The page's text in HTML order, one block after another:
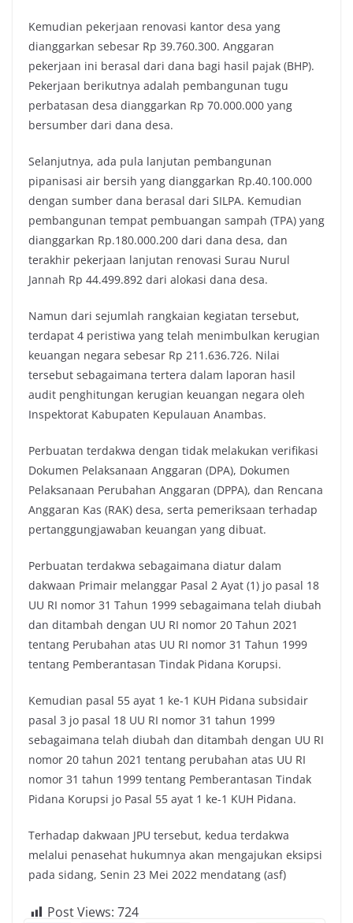
Kemudian pekerjaan renovasi kantor desa yang
dianggarkan sebesar Rp 39.760.300. Anggaran
pekerjaan ini berasal dari dana bagi hasil pajak (BHP).
Pekerjaan berikutnya adalah pembangunan tugu
perbatasan desa dianggarkan Rp 70.000.000 yang
bersumber dari dana desa.
Selanjutnya, ada pula lanjutan pembangunan
pipanisasi air bersih yang dianggarkan Rp.40.100.000
dengan sumber dana berasal dari SILPA. Kemudian
pembangunan tempat pembuangan sampah (TPA) yang
dianggarkan Rp.180.000.200 dari dana desa, dan
terakhir pekerjaan lanjutan renovasi Surau Nurul
Jannah Rp 44.499.892 dari alokasi dana desa.
Namun dari sejumlah rangkaian kegiatan tersebut,
terdapat 4 peristiwa yang telah menimbulkan kerugian
keuangan negara sebesar Rp 211.636.726. Nilai
tersebut sebagaimana tertera dalam laporan hasil
audit penghitungan kerugian keuangan negara oleh
Inspektorat Kabupaten Kepulauan Anambas.
Perbuatan terdakwa dengan tidak melakukan verifikasi
Dokumen Pelaksanaan Anggaran (DPA), Dokumen
Pelaksanaan Perubahan Anggaran (DPPA), dan Rencana
Anggaran Kas (RAK) desa, serta pemeriksaan terhadap
pertanggungjawaban keuangan yang dibuat.
Perbuatan terdakwa sebagaimana diatur dalam
dakwaan Primair melanggar Pasal 2 Ayat (1) jo pasal 18
UU RI nomor 31 Tahun 1999 sebagaimana telah diubah
dan ditambah dengan UU RI nomor 20 Tahun 2021
tentang Perubahan atas UU RI nomor 31 Tahun 1999
tentang Pemberantasan Tindak Pidana Korupsi.
Kemudian pasal 55 ayat 1 ke-1 KUH Pidana subsidair
pasal 3 jo pasal 18 UU RI nomor 31 tahun 1999
sebagaimana telah diubah dan ditambah dengan UU RI
nomor 20 tahun 2021 tentang perubahan atas UU RI
nomor 31 tahun 1999 tentang Pemberantasan Tindak
Pidana Korupsi jo Pasal 55 ayat 1 ke-1 KUH Pidana.
Terhadap dakwaan JPU tersebut, kedua terdakwa
melalui penasehat hukumnya akan mengajukan eksipsi
pada sidang, Senin 23 Mei 2022 mendatang (asf)
Post Views: 724